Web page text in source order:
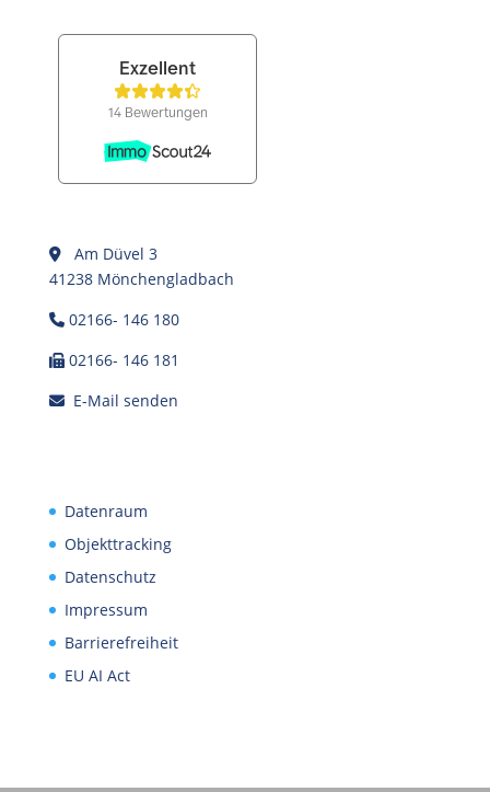
Am Düvel 3
41238 Mönchengladbach
02166- 146 180
02166- 146 181
E-Mail senden
Datenraum
Objekttracking
Datenschutz
Impressum
Barrierefreiheit
EU AI Act